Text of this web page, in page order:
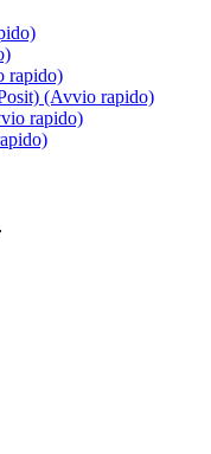
rapido)
(Avvio rapido)
rapido)